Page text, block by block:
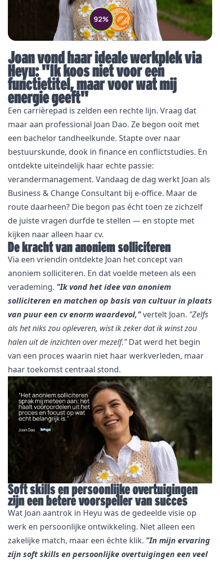
Joan vond haar ideale werkplek via
Heyu: "Ik koos niet voor een
functietitel, maar voor wat mij
energie geeft"
Een carrièrepad is zelden een rechte lijn. Vraag dat
maar aan professional Joan Dao. Ze begon ooit met
een bachelor tandheelkunde. Stapte over naar
bestuurskunde, dook in finance en conflictstudies. En
ontdekte uiteindelijk haar echte passie:
verandermanagement. Vandaag de dag werkt Joan als
Business & Change Consultant bij e-office. Maar de
route daarheen? Die begon pas écht toen ze zichzelf
de juiste vragen durfde te stellen — en stopte met
kijken naar alleen haar cv.
De kracht van anoniem solliciteren
Via een vriendin ontdekte Joan het concept van
anoniem solliciteren. En dat voelde meteen als een
verademing. "Ik vond het idee van anoniem
solliciteren en matchen op basis van cultuur in plaats
van puur een cv enorm waardevol,"vertelt Joan. "Zelfs
als het niks zou opleveren, wist ik zeker dat ik winst zou
halen uit de inzichten over mezelf."Dat werd het begin
van een proces waarin niet haar werkverleden, maar
haar toekomst centraal stond.
Soft skills en persoonlijke overtuigingen
zijn een betere voorspeller van succes
Wat Joan aantrok in Heyu was de gedeelde visie op
werk en persoonlijke ontwikkeling. Niet alleen een
zakelijke match, maar een échte klik. "In mijn ervaring
zijn soft skills en persoonlijke overtuigingen een veel